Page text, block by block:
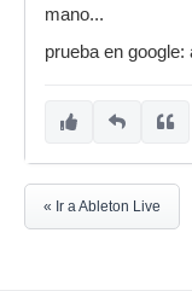
mano...
prueba en
« Ir a Ableton Live